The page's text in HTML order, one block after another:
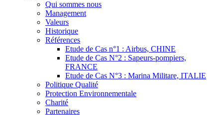
Qui sommes nous
Management
Valeurs
Historique
Références
Etude de Cas n°1 : Airbus, CHINE
Etude de Cas N°2 : Sapeurs-pompiers,
FRANCE
Etude de Cas N°3 : Marina Militare, ITALIE
Politique Qualité
Protection Environnementale
Charité
Partenaires